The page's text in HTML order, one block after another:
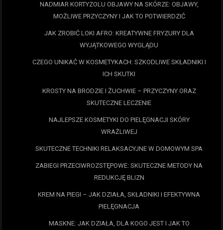
NADMIAR KORTYZOLU OBJAWY NA SKÓRZE: OBJAWY,
MOŻLIWE PRZYCZYNY I JAK TO POTWIERDZIĆ
JAK ZROBIĆ LOKI AFRO: KREATYWNE FRYZURY DLA
WYJĄTKOWEGO WYGLĄDU
CZEGO UNIKAĆ W KOSMETYKACH: SZKODLIWE SKŁADNIKI I
ICH SKUTKI
KROSTY NA BRODZIE I ŻUCHWIE – PRZYCZYNY ORAZ
SKUTECZNE LECZENIE
NAJLEPSZE KOSMETYKI DO PIELĘGNACJI SKÓRY
WRAŻLIWEJ
SKUTECZNE TECHNIKI RELAKSACYJNE W DOMOWYM SPA
ZABIEGI PRZECIWROZSTĘPOWE: SKUTECZNE METODY NA
REDUKCJĘ BLIZN
KREM NA PIEGI – JAK DZIAŁA, SKŁADNIKI I EFEKTYWNA
PIELĘGNACJA
MASKNE: JAK DZIAŁA, DLA KOGO JEST I JAK TO